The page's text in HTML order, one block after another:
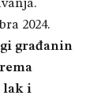
.
2024.
građanin
lak i